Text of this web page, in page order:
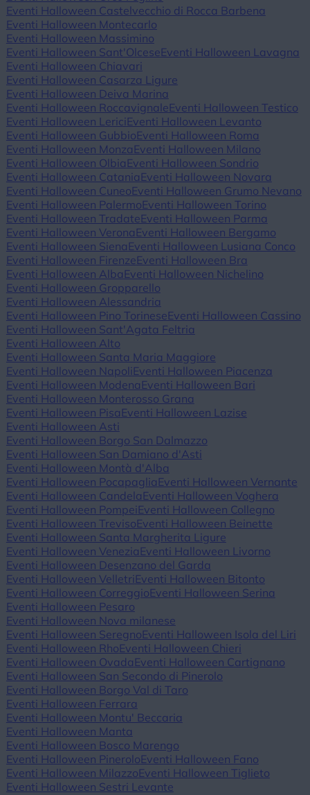
Eventi Halloween Castelvecchio di Rocca Barbena
Eventi Halloween Montecarlo
Eventi Halloween Massimino
Eventi Halloween Sant'OlceseEventi Halloween Lavagna
Eventi Halloween Chiavari
Eventi Halloween Casarza Ligure
Eventi Halloween Deiva Marina
Eventi Halloween RoccavignaleEventi Halloween Testico
Eventi Halloween LericiEventi Halloween Levanto
Eventi Halloween GubbioEventi Halloween Roma
Eventi Halloween Monza Eventi Halloween Milano
Eventi Halloween Olbia Eventi Halloween Sondrio
Eventi Halloween Catania Eventi Halloween Novara
Eventi Halloween CuneoEventi Halloween Grumo Nevano
Eventi Halloween PalermoEventi Halloween Torino
Eventi Halloween TradateEventi Halloween Parma
Eventi Halloween Verona Eventi Halloween Bergamo
Eventi Halloween Siena Eventi Halloween Lusiana Conco
Eventi Halloween FirenzeEventi Halloween Bra
Eventi Halloween Alba Eventi Halloween Nichelino
Eventi Halloween Gropparello
Eventi Halloween Alessandria
Eventi Halloween Pino TorineseEventi Halloween Cassino
Eventi Halloween Sant'Agata Feltria
Eventi Halloween Alto
Eventi Halloween Santa Maria Maggiore
Eventi Halloween NapoliEventi Halloween Piacenza
Eventi Halloween Modena Eventi Halloween Bari
Eventi Halloween Monterosso Grana
Eventi Halloween Pisa Eventi Halloween Lazise
Eventi Halloween Asti
Eventi Halloween Borgo San Dalmazzo
Eventi Halloween San Damiano d'Asti
Eventi Halloween Montà d'Alba
Eventi Halloween Pocapaglia Eventi Halloween Vernante
Eventi Halloween Candela Eventi Halloween Voghera
Eventi Halloween PompeiEventi Halloween Collegno
Eventi Halloween TrevisoEventi Halloween Beinette
Eventi Halloween Santa Margherita Ligure
Eventi Halloween Venezia Eventi Halloween Livorno
Eventi Halloween Desenzano del Garda
Eventi Halloween VelletriEventi Halloween Bitonto
Eventi Halloween CorreggioEventi Halloween Serina
Eventi Halloween Pesaro
Eventi Halloween Nova milanese
Eventi Halloween SeregnoEventi Halloween Isola del Liri
Eventi Halloween RhoEventi Halloween Chieri
Eventi Halloween Ovada Eventi Halloween Cartignano
Eventi Halloween San Secondo di Pinerolo
Eventi Halloween Borgo Val di Taro
Eventi Halloween Ferrara
Eventi Halloween Montu' Beccaria
Eventi Halloween Manta
Eventi Halloween Bosco Marengo
Eventi Halloween PineroloEventi Halloween Fano
Eventi Halloween MilazzoEventi Halloween Tiglieto
Eventi Halloween Sestri Levante